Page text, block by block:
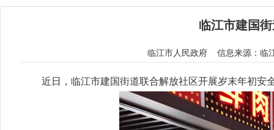
临江市建国
临江市人民政府 信息来源：临
近日，临江市建国街道联合解放社区开展岁末年初安全